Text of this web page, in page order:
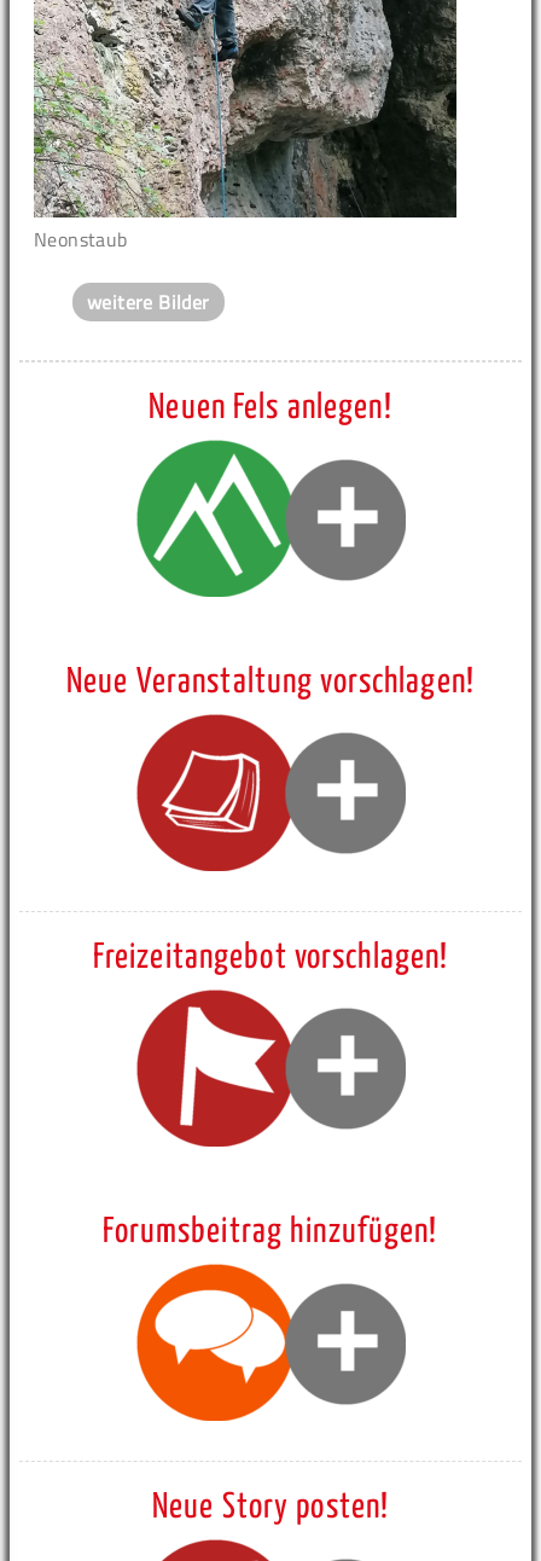
Neonstaub
weitere Bilder
Neuen Fels anlegen!
Neue Veranstaltung vorschlagen!
Freizeitangebot vorschlagen!
Forumsbeitrag hinzufügen!
Neue Story posten!